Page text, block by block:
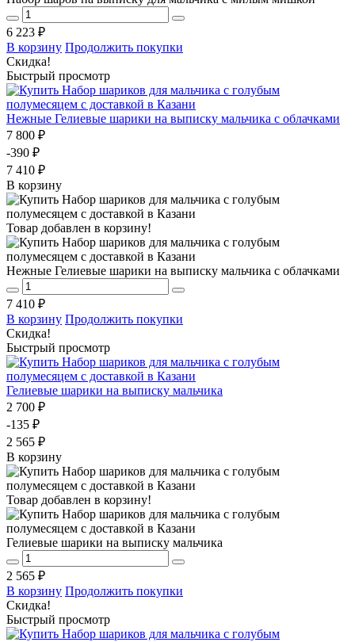
6 223 ₽
В корзину Продолжить покупки
Скидка!
Быстрый просмотр
Нежные Гелиевые шарики на выписку мальчика с облачками
7 800 ₽
-390 ₽
7 410 ₽
В корзину
Товар добавлен в корзину!
Нежные Гелиевые шарики на выписку мальчика с облачками
7 410 ₽
В корзину Продолжить покупки
Скидка!
Быстрый просмотр
Гелиевые шарики на выписку мальчика
2 700 ₽
-135 ₽
2 565 ₽
В корзину
Товар добавлен в корзину!
Гелиевые шарики на выписку мальчика
2 565 ₽
В корзину Продолжить покупки
Скидка!
Быстрый просмотр